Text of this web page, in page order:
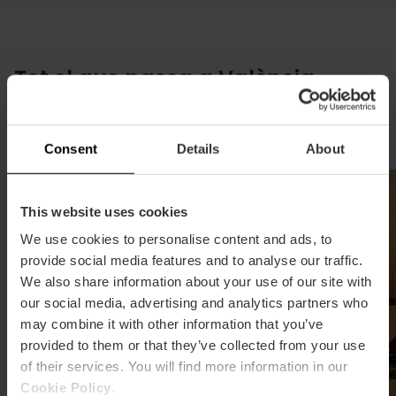
Consent Details About
This website uses cookies
We use cookies to personalise content and ads, to
provide social media features and to analyse our traffic.
We also share information about your use of our site with
our social media, advertising and analytics partners who
may combine it with other information that you’ve
provided to them or that they’ve collected from your use
of their services. You will find more information in our
Cookie Policy
Tot el que passa a València
Concerts, exposicions, festes i experiències
gastronòmiques, vingues quan vingues